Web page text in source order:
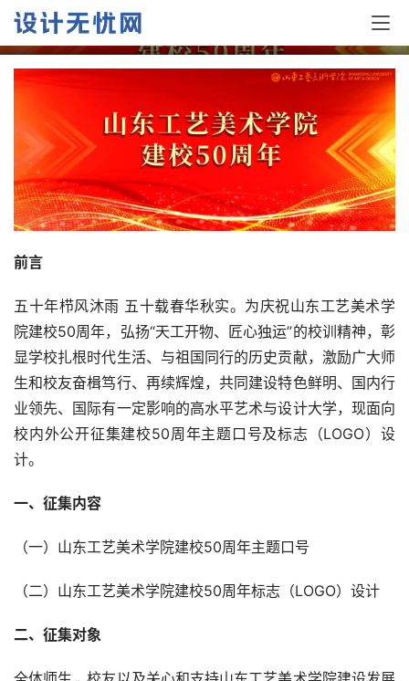
征集公告
前言
五十年栉风沐雨 五十载春华秋实。为庆祝山东工艺美术学
院建校50周年，弘扬“天工开物、匠心独运”的校训精神，彰
显学校扎根时代生活、与祖国同行的历史贡献，激励广大师
生和校友奋楫笃行、再续辉煌，共同建设特色鲜明、国内行
业领先、国际有一定影响的高水平艺术与设计大学，现面向
校内外公开征集建校50周年主题口号及标志（LOGO）设
计。
一、征集内容
（一）山东工艺美术学院建校50周年主题口号
（二）山东工艺美术学院建校50周年标志（LOGO）设计
二、征集对象